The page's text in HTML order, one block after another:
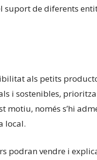
suport de diferents
als petits
i sostenibles,
motiu, només s’hi
local.
podran vendre i